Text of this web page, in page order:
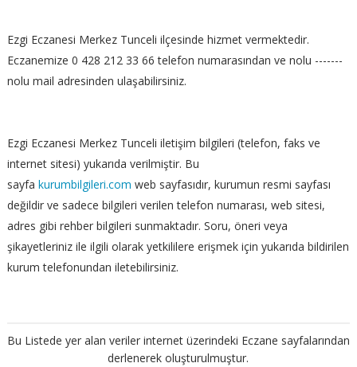
Ezgi Eczanesi Merkez Tunceli ilçesinde hizmet vermektedir.
Eczanemize 0 428 212 33 66 telefon numarasından ve nolu -------
nolu mail adresinden ulaşabilirsiniz.
Ezgi Eczanesi Merkez Tunceli iletişim bilgileri (telefon, faks ve
internet sitesi) yukarıda verilmiştir. Bu
sayfa kurumbilgileri.com web sayfasıdır, kurumun resmi sayfası
değildir ve sadece bilgileri verilen telefon numarası, web sitesi,
adres gibi rehber bilgileri sunmaktadır. Soru, öneri veya
şikayetleriniz ile ilgili olarak yetkililere erişmek için yukarıda bildirilen
kurum telefonundan iletebilirsiniz.
Bu Listede yer alan veriler internet üzerindeki Eczane sayfalarından
derlenerek oluşturulmuştur.